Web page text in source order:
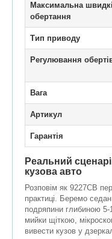
Максимальна
обертання
Тип приводу
Регулювання
Вага
Артикул
Гарантія
Реальний
кузова авто
Розповім як 9227СВ
практиці. Беремо
подряпини глибиною 5-
мийки щіткою,
вивести кузов у